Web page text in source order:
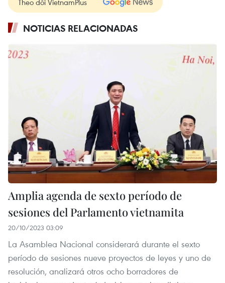
Theo dõi VietnamPlus
NOTICIAS RELACIONADAS
Amplia agenda de sexto período de
sesiones del Parlamento vietnamita
20/10/2023 03:09
La Asamblea Nacional considerará durante el sexto
período de sesiones nueve proyectos de leyes y uno de
resolución, analizará otros ocho borradores de